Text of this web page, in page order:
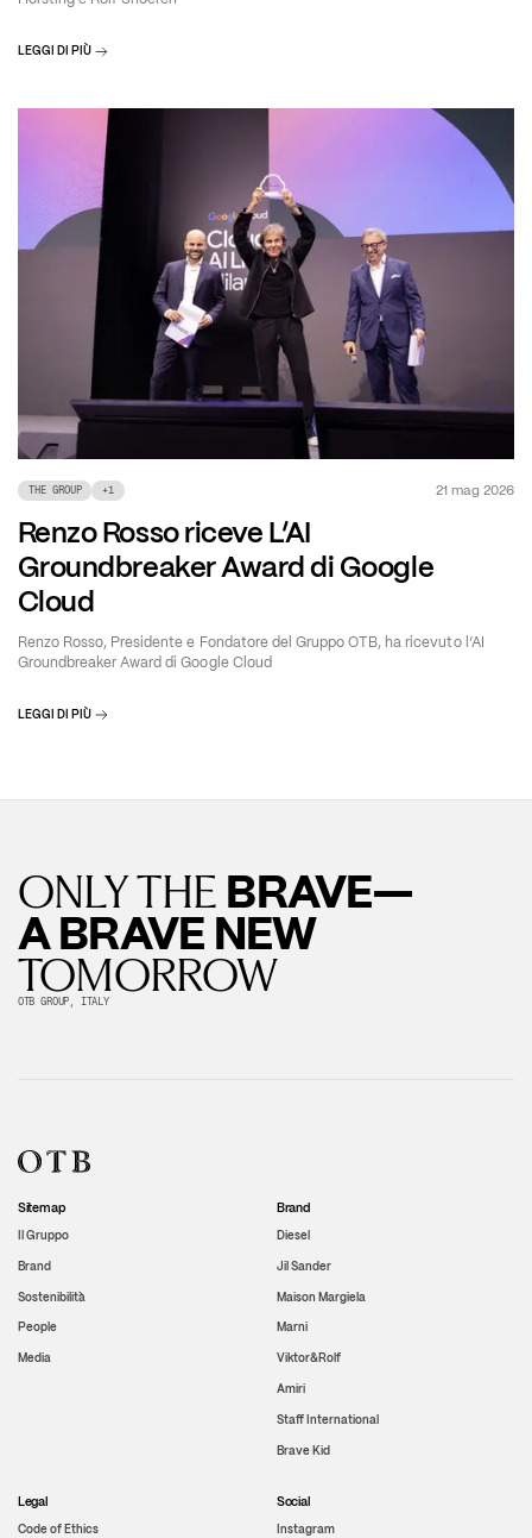
LEGGI DI PIÙ
THE GROUP +1 21 mag 2026
Renzo Rosso riceve L’AI
Groundbreaker Award di Google
Cloud
Renzo Rosso, Presidente e Fondatore del Gruppo OTB, ha ricevuto l’AI
Groundbreaker Award di Google Cloud
LEGGI DI PIÙ
ONLY THE BRAVE—
A BRAVE NEW
TOMORROW
OTB GROUP, ITALY
Sitemap
Il Gruppo
Brand
Sostenibilità
People
Media
Brand
Diesel
Jil Sander
Maison Margiela
Marni
Viktor&Rolf
Amiri
Staff International
Brave Kid
Legal
Code of Ethics
Social
Instagram